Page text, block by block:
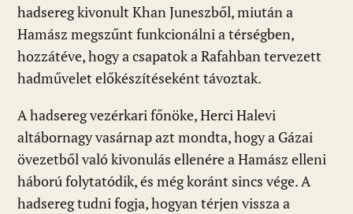
hadsereg kivonult Khan Juneszből, miután a
Hamász megszűnt funkcionálni a térségben,
hozzátéve, hogy a csapatok a Rafahban tervezett
hadművelet előkészítéseként távoztak.
A hadsereg vezérkari főnöke, Herci Halevi
altábornagy vasárnap azt mondta, hogy a Gázai
övezetből való kivonulás ellenére a Hamász elleni
háború folytatódik, és még koránt sincs vége. A
hadsereg tudni fogja, hogyan térjen vissza a